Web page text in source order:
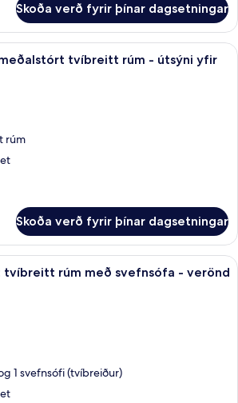
Skoða verð fyrir þínar dagsetningar
Rúmföt af bestu gerð, öryggishólf í
tvíbreitt rúm - útsýni yfir
rúm
Skoða verð fyrir þínar dagsetningar
Junior-svíta - 1 stórt tvíbreitt rúm
tvíbreitt rúm með svefnsófa - verönd
1 svefnsófi (tvíbreiður)